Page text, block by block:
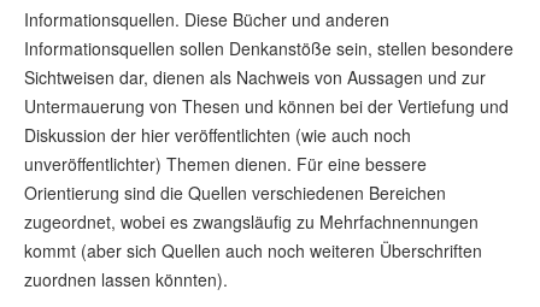
Informationsquellen. Diese Bücher und anderen
Informationsquellen sollen Denkanstöße sein, stellen besondere
Sichtweisen dar, dienen als Nachweis von Aussagen und zur
Untermauerung von Thesen und können bei der Vertiefung und
Diskussion der hier veröffentlichten (wie auch noch
unveröffentlichter) Themen dienen. Für eine bessere
Orientierung sind die Quellen verschiedenen Bereichen
zugeordnet, wobei es zwangsläufig zu Mehrfachnennungen
kommt (aber sich Quellen auch noch weiteren Überschriften
zuordnen lassen könnten).